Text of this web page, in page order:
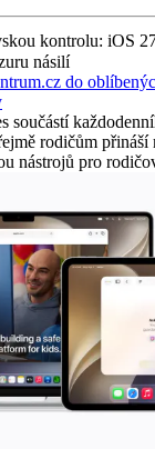
kontrolu: iOS
násilí
do
součástí
rodičům přináší
nástrojů pro